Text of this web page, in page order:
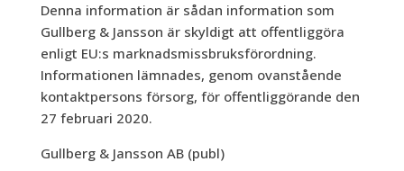
Denna information är sådan information som
Gullberg & Jansson är skyldigt att offentliggöra
enligt EU:s marknadsmissbruksförordning.
Informationen lämnades, genom ovanstående
kontaktpersons försorg, för offentliggörande den
27 februari 2020.
Gullberg & Jansson AB (publ)